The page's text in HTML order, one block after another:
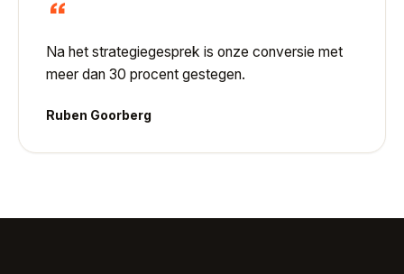
“
Na het strategiegesprek is onze conversie met
meer dan 30 procent gestegen.
Ruben Goorberg